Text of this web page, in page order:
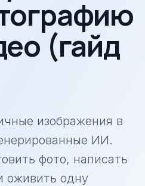
(гайд
изображения в
ИИ.
фото, написать
оживить одну